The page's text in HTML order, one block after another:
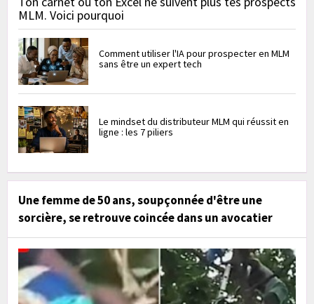
MLM. Voici pourquoi
Comment utiliser l'IA pour prospecter en MLM
sans être un expert tech
Le mindset du distributeur MLM qui réussit en
ligne : les 7 piliers
Une femme de 50 ans, soupçonnée d'être une
sorcière, se retrouve coincée dans un avocatier